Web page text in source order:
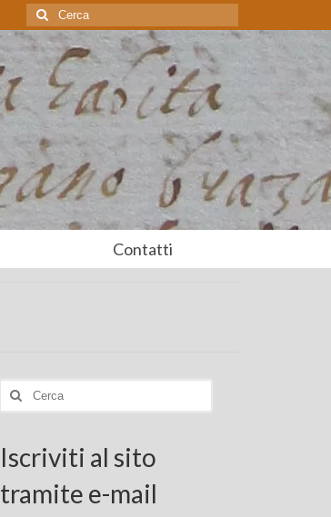
Cerca:
Contatti
Cerca:
Iscriviti al sito
tramite e-mail